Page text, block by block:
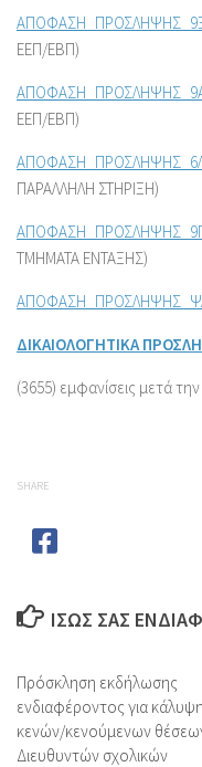
ΕΕΠ/ΕΒΠ)
ΕΕΠ/ΕΒΠ)
ΠΑΡΑΛΛΗΛΗ ΣΤΗΡΙΞΗ)
ΤΜΗΜΑΤΑ ΕΝΤΑΞΗΣ)
ΔΙΚΑΙΟΛΟΓΗΤΙΚΑ
(3655) εμφανίσεις μετά
SHARE
ΊΣΩΣ ΣΑΣ
Πρόσκληση εκδήλωσης
ενδιαφέροντος για κάλυψη
κενών/κενούμενων
Διευθυντών σχολικών